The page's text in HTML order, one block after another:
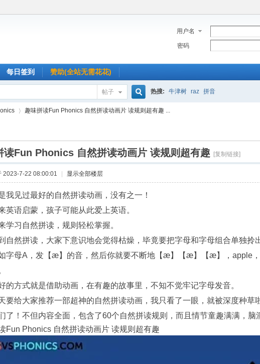
用户名
密码
每日签到 赞助(全站无需花花)
帖子
搜
索
热搜: 牛津树 raz 拼音
›
趣味拼读Fun Phonics 自然拼读动画片 读规则超有趣 ...
读Fun Phonics 自然拼读动画片 读规则超有趣 [复制链接]
2023-7-22 08:00:01 显示全部楼层
我见过最好的自然拼读动画，没有之一！
英语启蒙，孩子可能从此爱上英语。
学习自然拼读，规则轻松掌握。
自然拼读，大家下意识地会觉得枯燥，毕竟要把字母和字母组合单独拎
字母A，发【æ】的音，然后你就要不断地【æ】【æ】【æ】，apple
的方式就是借助动画，在有趣的故事里，不知不觉牢记字母发音。
要给大家推荐一部超神的自然拼读动画，我只看了一眼，就被深度种草
了！不但内容全面，包含了60个自然拼读规则，而且情节童趣满满，脑
Fun Phonics 自然拼读动画片 读规则超有趣